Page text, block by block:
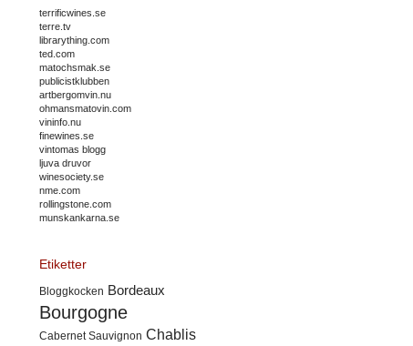
terrificwines.se
terre.tv
librarything.com
ted.com
matochsmak.se
publicistklubben
artbergomvin.nu
ohmansmatovin.com
vininfo.nu
finewines.se
vintomas blogg
ljuva druvor
winesociety.se
nme.com
rollingstone.com
munskankarna.se
Etiketter
Bloggkocken Bordeaux
Bourgogne
Cabernet Sauvignon Chablis